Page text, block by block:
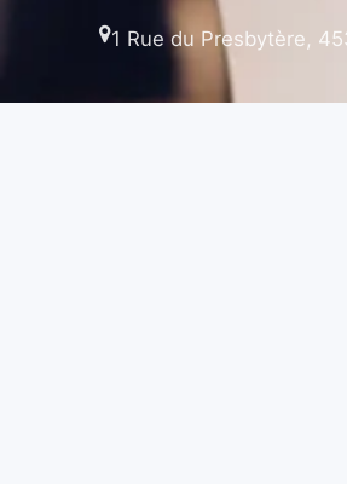
1 Rue du Presbytère,